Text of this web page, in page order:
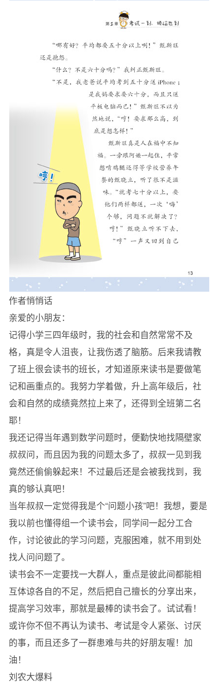
作者悄悄话
亲爱的小朋友：
记得小学三四年级时，我的社会和自然常常不及
格，真是令人沮丧，让我伤透了脑筋。后来我请教
了班上很会读书的班长，才知道原来读书是要做笔
记和画重点的。我努力学着做，升上高年级后，社
会和自然的成绩竟然拉上来了，还得到全班第二名
耶！
我还记得当年遇到数学问题时，便勤快地找隔壁家
叔叔问，而且因为我的问题太多了，叔叔一见到我
竟然还偷偷躲起来！不过最后还是会被我找到，我
真的够认真吧！
当年叔叔一定觉得我是个“问题小孩”吧！我想，要是
我以前也懂得组一个读书会，同学间一起分工合
作，讨论彼此的学习问题，克服困难，就不用到处
找人问问题了。
读书会不一定要找一大群人，重点是彼此间都能相
互体谅各自的不足，然后把自己擅长的分享出来，
提高学习效率，那就是最棒的读书会了。试试看！
或许你不但不再认为读书、考试是令人紧张、讨厌
的事，而且还多了一群患难与共的好朋友喔！加
油！
刘农大爆料